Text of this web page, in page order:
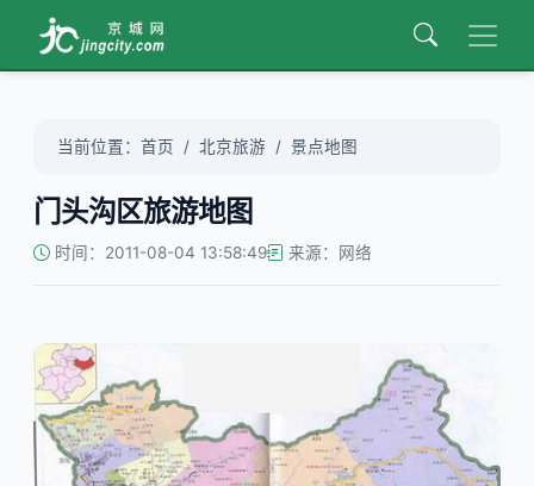
当前位置： 首页 北京旅游 景点地图
门头沟区旅游地图
时间：2011-08-04 13:58:49 来源：网络